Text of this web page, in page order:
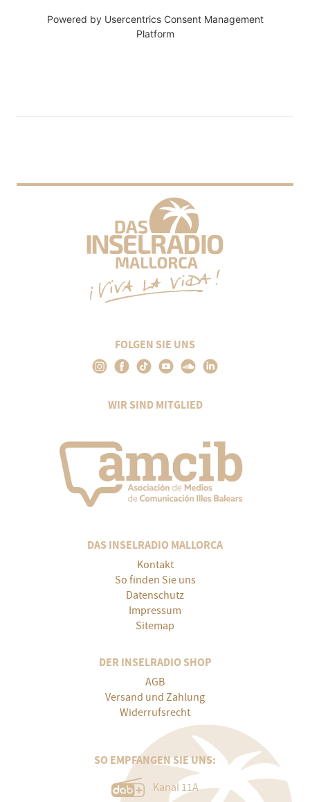
Powered by Usercentrics Consent Management
Platform
FOLGEN SIE UNS
WIR SIND MITGLIED
DAS INSELRADIO MALLORCA
Kontakt
So finden Sie uns
Datenschutz
Impressum
Sitemap
DER INSELRADIO SHOP
AGB
Versand und Zahlung
Widerrufsrecht
SO EMPFANGEN SIE UNS:
Kanal 11A